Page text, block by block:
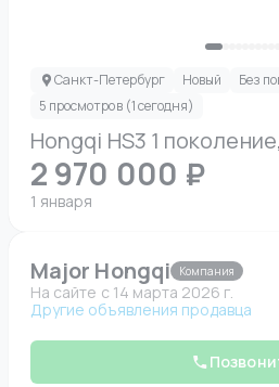
Hongqi HS3 1
2 970 000 ₽
1 января
Санкт-Петербург Новый
Без
5 просмотров (1 сегодня)
Major Hongqi Компания
На сайте c 14 марта 2026 г.
Другие объявления продавца